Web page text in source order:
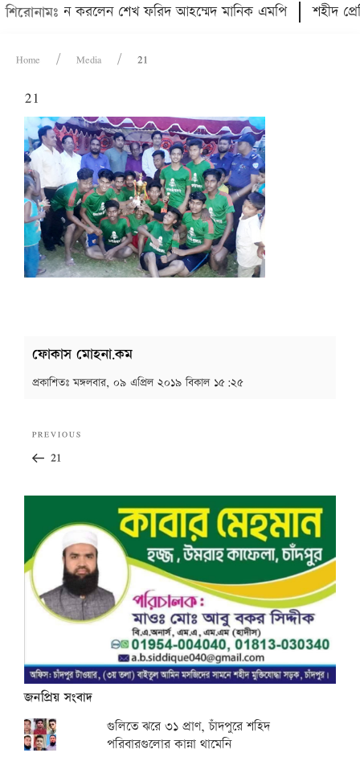
শিরোনামঃ
উদ্বোধন করলেন শেখ ফরিদ আহম্মেদ মানিক এমপি শহীদ
Home Media 21
21
ফোকাস মোহনা.কম
প্রকাশিতঃমঙ্গলবার, ০৯ এপ্রিল ২০১৯ বিকাল ১৫:২৫
navigation
Previous
Post
PREVIOUS
21
জনপ্রিয় সংবাদ
গুলিতে ঝরে ৩১ প্রাণ, চাঁদপুরে শহিদ
পরিবারগুলোর কান্না থামেনি